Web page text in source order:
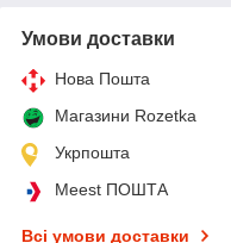
Умови доставки
Нова Пошта
Магазини Rozetka
Укрпошта
Meest ПОШТА
Всі умови доставки